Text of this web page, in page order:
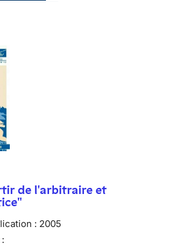
de l'arbitraire et
: 2005